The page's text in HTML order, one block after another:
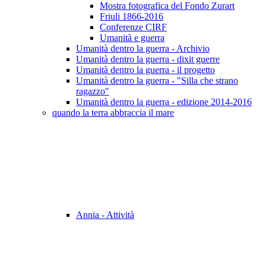
Mostra fotografica del Fondo Zurart
Friuli 1866-2016
Conferenze CIRF
Umanità e guerra
Umanità dentro la guerra - Archivio
Umanità dentro la guerra - dixit guerre
Umanità dentro la guerra - il progetto
Umanità dentro la guerra - "Silla che strano
ragazzo"
Umanità dentro la guerra - edizione 2014-2016
quando la terra abbraccia il mare
Annia - Attività